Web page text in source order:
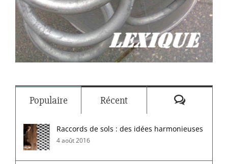
Populaire Récent
Raccords de sols : des idées harmonieuses
4 août 2016